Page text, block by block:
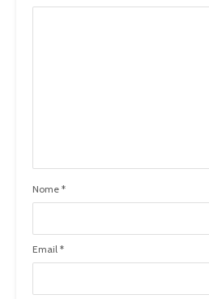
Nome *
Email *